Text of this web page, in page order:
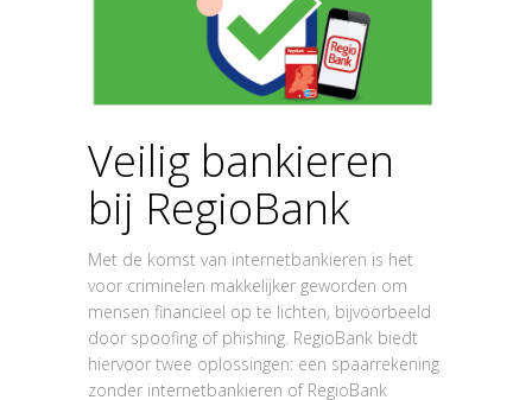
Veilig bankieren
bij RegioBank
Met de komst van internetbankieren is het
voor criminelen makkelijker geworden om
mensen financieel op te lichten, bijvoorbeeld
door spoofing of phishing. RegioBank biedt
hiervoor twee oplossingen: een spaarrekening
zonder internetbankieren of RegioBank